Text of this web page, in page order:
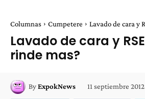
Columnas Cumpetere Lavado de cara y
Lavado de cara y
rinde mas?
ByExpokNews 11 septiembre 2012